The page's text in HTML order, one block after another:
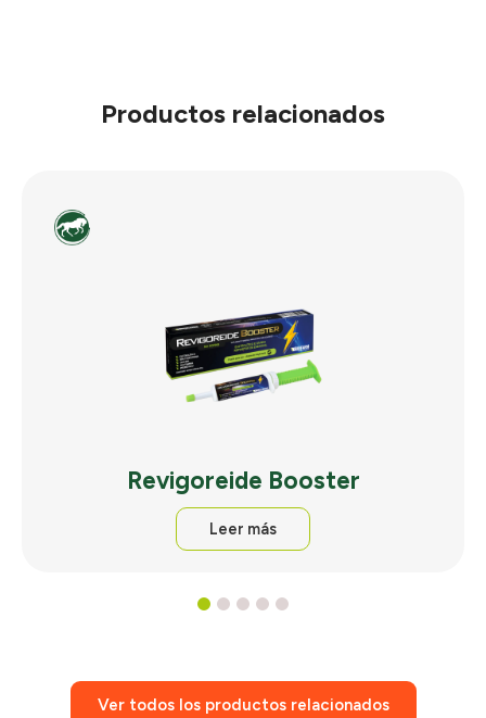
Productos relacionados
Revigoreide Booster
Leer más
4 5
Ver todos los productos relacionados